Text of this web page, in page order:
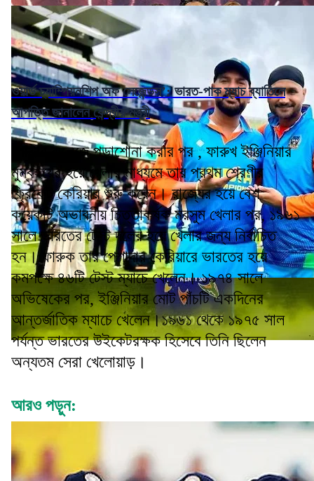
ওয়ার্ল্ড চ্যাম্পিয়নশিপ অফ লেজেন্ডস’: ভারত-পাক ম্যাচ ব্যাতিলে
আপত্তি জানালেন কেন্দ্রীয় মন্ত্রী
পোদ্দার কলেজে পড়াশোনা করার পর , ফারুখ ইঞ্জিনিয়ার
মুম্বইয়ের হয়ে খেলার মাধ্যমে তার প্রথম শ্রেণীর
ক্রিকেট কেরিয়ার শুরু করেন। রাজ্যের হয়ে বেশ
কয়েকটি অভাবনীয় চিত্তাকর্ষক মরসুম খেলার পর, ১৯৬১
সালে ভারতের টেস্ট দলের হয়ে খেলার জন্য নির্বাচিত
হন। ফারুক তার পেশাদার কেরিয়ারে ভারতের হয়ে
কমপক্ষে ৪৬টি টেস্ট ম্যাচে খেলেন। ১৯৭৪ সালে
অভিষেকের পর, ইঞ্জিনিয়ার মোট পাঁচটি একদিনের
আন্তর্জাতিক ম্যাচে খেলেন।১৯৬১ থেকে ১৯৭৫ সাল
পর্যন্ত ভারতের উইকেটরক্ষক হিসেবে তিনি ছিলেন
অন্যতম সেরা খেলোয়াড়।
আরও পড়ুন: